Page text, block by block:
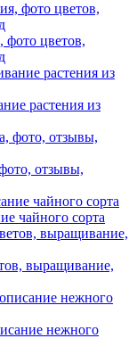
фото цветов,
растения из
отзывы,
чайного сорта
выращивание,
нежного